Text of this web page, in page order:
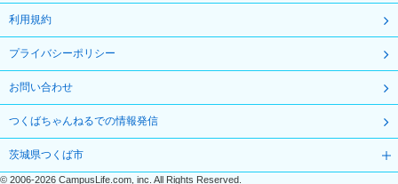
利用規約
プライバシーポリシー
お問い合わせ
つくばちゃんねるでの情報発信
茨城県つくば市
© 2006-2026 CampusLife.com, inc. All Rights Reserved